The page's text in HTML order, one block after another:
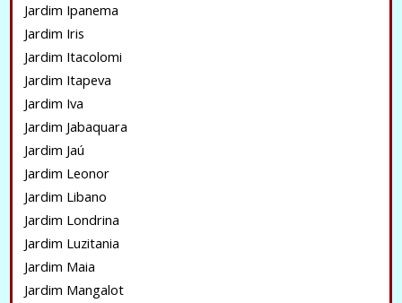
Jardim Ipanema
Jardim Iris
Jardim Itacolomi
Jardim Itapeva
Jardim Iva
Jardim Jabaquara
Jardim Jaú
Jardim Leonor
Jardim Libano
Jardim Londrina
Jardim Luzitania
Jardim Maia
Jardim Mangalot